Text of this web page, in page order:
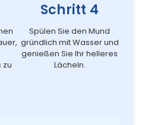
zu
Schritt 4
Spülen Sie den Mund
gründlich mit Wasser und
genießen Sie Ihr helleres
Lächeln.